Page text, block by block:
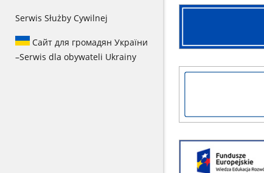
Serwis Służby Cywilnej
Сайт для громадян України
–Serwis dla obywateli Ukrainy
Zgłoszenie
Chronimy
o
nowe
Wzmocnienie
nadzoru
sanitarno-